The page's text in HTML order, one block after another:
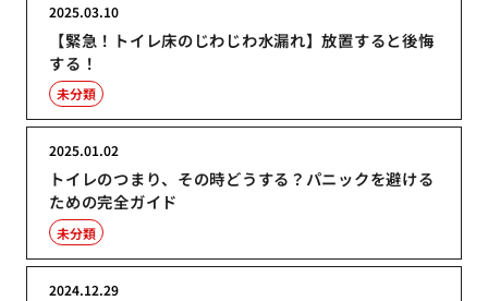
【緊急！トイレ床のじわじわ水漏れ】放置すると後悔
する！
2025.03.10
未分類
トイレのつまり、その時どうする？パニックを避ける
ための完全ガイド
2025.01.02
未分類
2024.12.29